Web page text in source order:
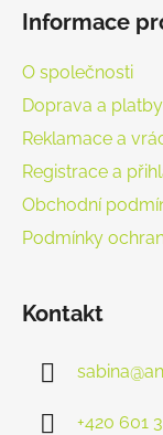
Informace
O společnosti
Doprava a platby
Reklamace a
Registrace a
Obchodní
Podmínky
Kontakt
sabina@
+420 601